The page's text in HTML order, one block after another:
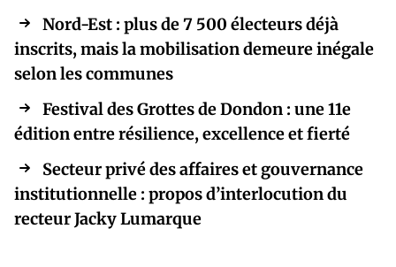
Nord-Est : plus de 7 500 électeurs déjà
inscrits, mais la mobilisation demeure inégale
selon les communes
Festival des Grottes de Dondon : une 11e
édition entre résilience, excellence et fierté
Secteur privé des affaires et gouvernance
institutionnelle : propos d’interlocution du
recteur Jacky Lumarque